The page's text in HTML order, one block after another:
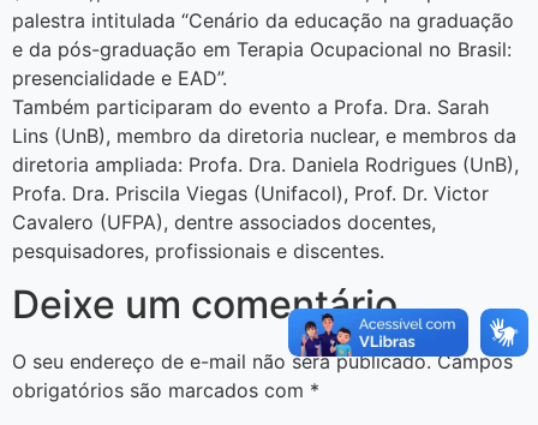
palestra intitulada “Cenário da educação na graduação
e da pós-graduação em Terapia Ocupacional no Brasil:
presencialidade e EAD”.
Também participaram do evento a Profa. Dra. Sarah
Lins (UnB), membro da diretoria nuclear, e membros da
diretoria ampliada: Profa. Dra. Daniela Rodrigues (UnB),
Profa. Dra. Priscila Viegas (Unifacol), Prof. Dr. Victor
Cavalero (UFPA), dentre associados docentes,
pesquisadores, profissionais e discentes.
Deixe um comentário
O seu endereço de e-mail não será publicado. Campos
obrigatórios são marcados com *